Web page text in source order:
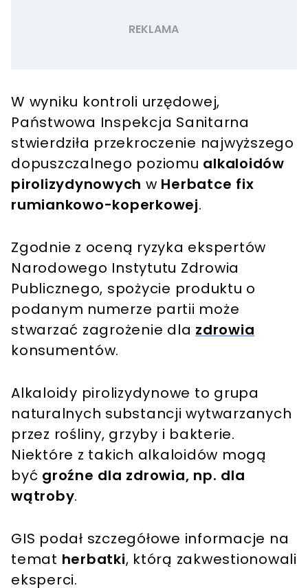
W wyniku kontroli urzędowej,
Państwowa Inspekcja Sanitarna
stwierdziła przekroczenie najwyższego
dopuszczalnego poziomu alkaloidów
pirolizydynowych w Herbatce fix
rumiankowo-koperkowej.
Zgodnie z oceną ryzyka ekspertów
Narodowego Instytutu Zdrowia
Publicznego, spożycie produktu o
podanym numerze partii może
stwarzać zagrożenie dla zdrowia
konsumentów.
Alkaloidy pirolizydynowe to grupa
naturalnych substancji wytwarzanych
przez rośliny, grzyby i bakterie.
Niektóre z takich alkaloidów mogą
być groźne dla zdrowia, np. dla
wątroby.
GIS podał szczegółowe informacje na
temat herbatki, którą zakwestionowali
eksperci.